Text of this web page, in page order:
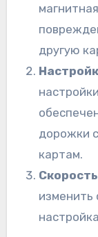
другую
дорожки
картам.
изменить